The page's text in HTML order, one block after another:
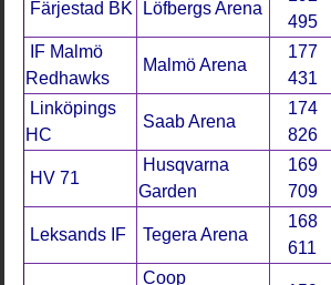
Färjestad BK Löfbergs Arena
495
IF Malmö
Redhawks
Malmö Arena
177
431
Linköpings
HC
Saab Arena
174
826
HV 71
Husqvarna
Garden
169
709
Leksands IF Tegera Arena
168
611
Coop